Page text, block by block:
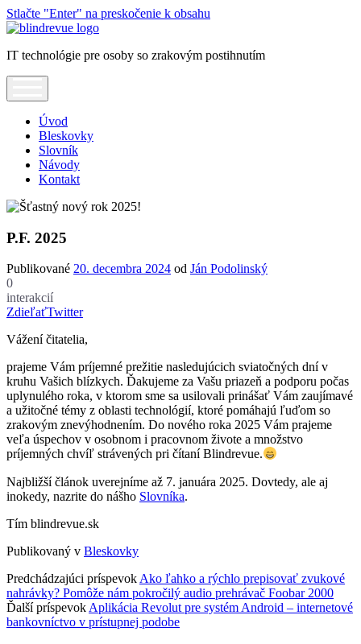
Stlačte "Enter" na preskočenie k obsahu
Blindrevue
IT technológie pre osoby so zrakovým postihnutím
Úvod
Bleskovky
Slovník
Návody
Kontakt
P.F. 2025
Publikované 20. decembra 2024 od Ján Podolinský
0
interakcií
ZdieľaťTwitter
Vážení čitatelia,
prajeme Vám príjemné prežitie nasledujúcich sviatočných dní v
kruhu Vašich blízkych. Ďakujeme za Vašu priazeň a podporu počas
uplynulého roka, v ktorom sme sa usilovali prinášať Vám zaujímavé
a užitočné témy z oblasti technológií, ktoré pomáhajú ľuďom so
zrakovým znevýhodnením. Do nového roka 2025 Vám prajeme
veľa úspechov v osobnom i pracovnom živote a množstvo
príjemných chvíľ strávených pri čítaní Blindrevue.
Najbližší článok uverejníme až 7. januára 2025. Dovtedy, ale aj
inokedy, nazrite do nášho Slovníka.
Tím blindrevue.sk
Publikovaný v Bleskovky
Predchádzajúci príspevok Ako ľahko a rýchlo prepisovať zvukové
nahrávky? Pomôže nám pokročilý audio prehrávač Foobar 2000
Ďalší príspevok Aplikácia Revolut pre systém Android – internetové
bankovníctvo v prístupnej podobe